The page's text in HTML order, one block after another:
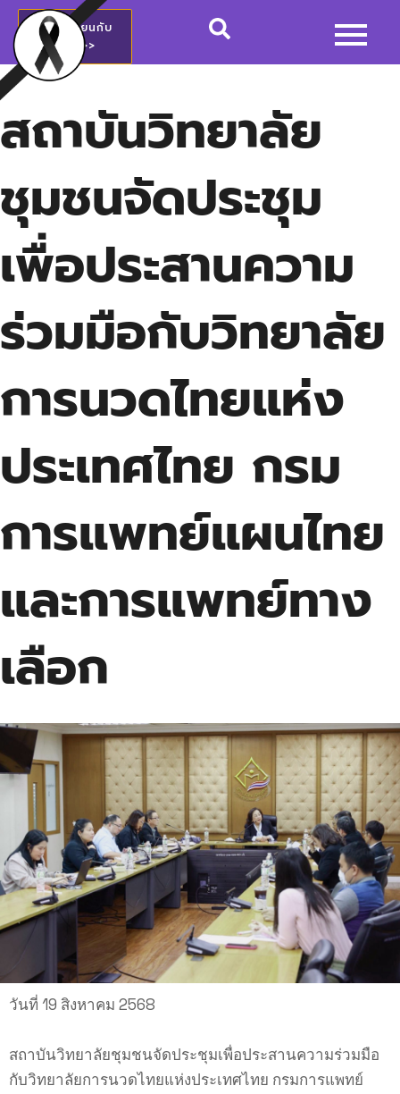
สมัครเรียนกับ
วชช.>>
สถาบันวิทยาลัย
ชุมชนจัดประชุม
เพื่อประสานความ
ร่วมมือกับวิทยาลัย
การนวดไทยแห่ง
ประเทศไทย กรม
การแพทย์แผนไทย
และการแพทย์ทาง
เลือก
วันที่ 19 สิงหาคม 2568
สถาบันวิทยาลัยชุมชนจัดประชุมเพื่อประสานความร่วมมือ
กับวิทยาลัยการนวดไทยแห่งประเทศไทย กรมการแพทย์